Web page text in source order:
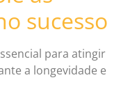
sucesso
para atingir
a longevidade e